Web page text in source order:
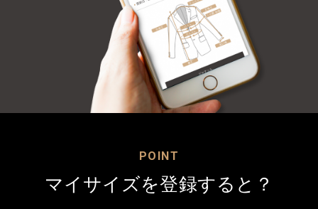
POINT
マイサイズを登録すると？